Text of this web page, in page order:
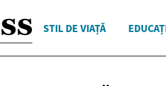
STIL DE VIAȚĂ